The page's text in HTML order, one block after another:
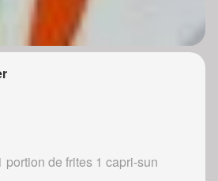
portion de frites 1 capri-sun